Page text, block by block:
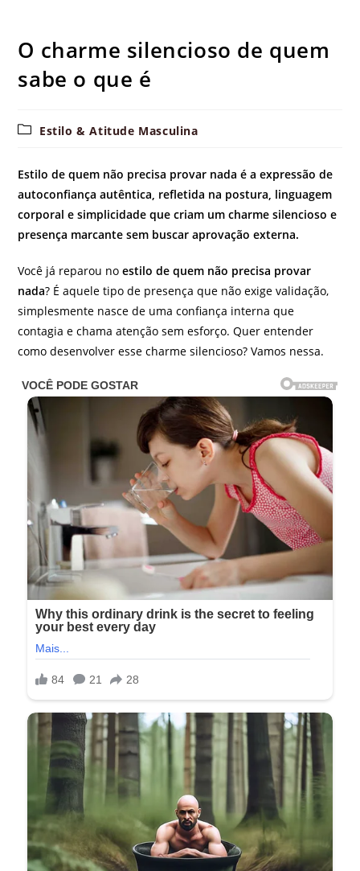
O charme silencioso de quem
sabe o que é
Categoria
Estilo & Atitude Masculina
Estilo de quem não precisa provar nada é a expressão de
autoconfiança autêntica, refletida na postura, linguagem
corporal e simplicidade que criam um charme silencioso e
presença marcante sem buscar aprovação externa.
Você já reparou noestilo de quem não precisa provar
nada? É aquele tipo de presença que não exige validação,
simplesmente nasce de uma confiança interna que
contagia e chama atenção sem esforço. Quer entender
como desenvolver esse charme silencioso? Vamos nessa.